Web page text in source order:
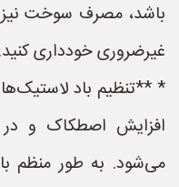
باشد، مصرف سوخت نیز
غیرضروری خودداری کنید.
* **تنظیم باد
افزایش اصطکاک و
می‌شود. به طور منظم